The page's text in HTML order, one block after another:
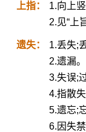
上指：
1.向上
2.见“上
遗失：
1.丢失;
2.遗漏。
3.失误;
4.指散
5.遗忘;
6.因失禁